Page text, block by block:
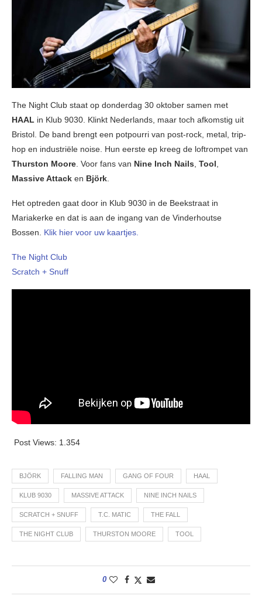
The Night Club staat op donderdag 30 oktober samen met
HAAL in Klub 9030. Klinkt Nederlands, maar toch afkomstig uit
Bristol. De band brengt een potpourri van post-rock, metal, trip-
hop en industriële noise. Hun eerste ep kreeg de loftrompet van
Thurston Moore. Voor fans van Nine Inch Nails, Tool,
Massive Attack en Björk.
Het optreden gaat door in Klub 9030 in de Beekstraat in
Mariakerke en dat is aan de ingang van de Vinderhoutse
Bossen. Klik hier voor uw kaartjes.
The Night Club
Scratch + Snuff
Post Views: 1.354
BJÖRK FALLING MAN GANG OF FOUR HAAL
KLUB 9030 MASSIVE ATTACK NINE INCH NAILS
SCRATCH + SNUFF T.C. MATIC THE FALL
THE NIGHT CLUB THURSTON MOORE TOOL
0